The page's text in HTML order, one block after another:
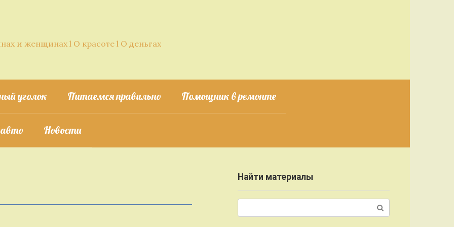
и женщинах l О красоте l О деньгах
уголок Питаемся правильно Помощник в ремонте
авто Новости
Найти материалы